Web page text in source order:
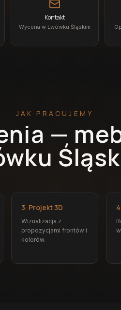
Kontakt
Wycena w Lwówku Śląskim
JAK PRACUJEMY
—
3. Projekt 3D
Wizualizacja z
propozycjami frontów i
kolorów.